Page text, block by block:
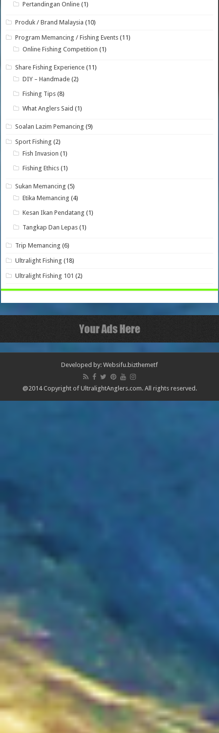
Pertandingan Online (1)
Produk / Brand Malaysia (10)
Program Memancing / Fishing Events (11)
Online Fishing Competition (1)
Share Fishing Experience (11)
DIY – Handmade (2)
Fishing Tips (8)
What Anglers Said (1)
Soalan Lazim Pemancing (9)
Sport Fishing (2)
Fish Invasion (1)
Fishing Ethics (1)
Sukan Memancing (5)
Etika Memancing (4)
Kesan Ikan Pendatang (1)
Tangkap Dan Lepas (1)
Trip Memancing (6)
Ultralight Fishing (18)
Ultralight Fishing 101 (2)
Developed by: Websifu.bizthemetf
@2014 Copyright of UltralightAnglers.com. All rights reserved.